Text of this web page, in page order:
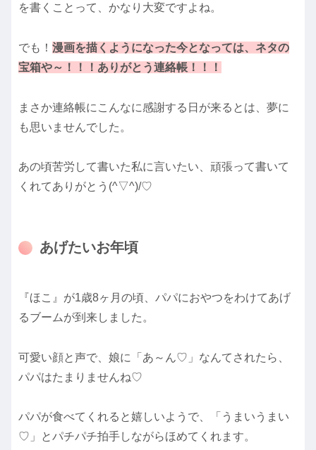
を書くことって、かなり大変ですよね。
でも！ 漫画を描くようになった今となっては、ネタの
宝箱や～！！！ありがとう連絡帳！！！
まさか連絡帳にこんなに感謝する日が来るとは、夢に
も思いませんでした。
あの頃苦労して書いた私に言いたい、頑張って書いて
くれてありがとう(^▽^)/♡
あげたいお年頃
『ほこ』が1歳8ヶ月の頃、パパにおやつをわけてあげ
るブームが到来しました。
可愛い顔と声で、娘に「あ～ん♡」なんてされたら、
パパはたまりませんね♡
パパが食べてくれると嬉しいようで、「うまいうまい
♡」とパチパチ拍手しながらほめてくれます。